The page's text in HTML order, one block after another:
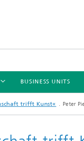
BUSINESS UNITS
trifft Kunst« Peter